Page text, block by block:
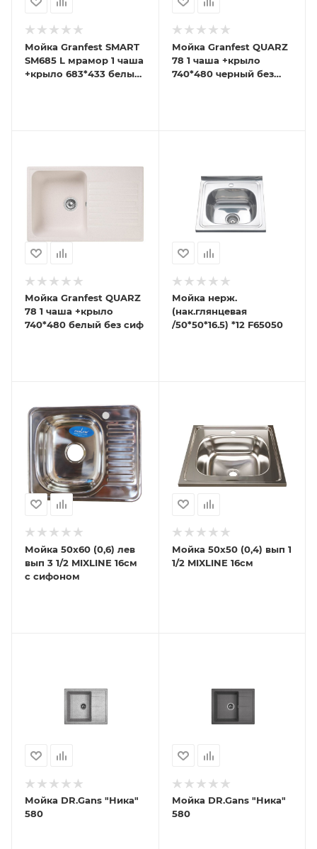
Мойка Granfest SMART
SM685 L мрамор 1 чаша
+крыло 683*433 белый
Мойка Granfest QUARZ
78 1 чаша +крыло
740*480 черный без
Мойка Granfest QUARZ
78 1 чаша +крыло
740*480 белый без сиф
Мойка нерж.
(нак.глянцевая
/50*50*16.5) *12 F65050
Мойка 50х60 (0,6) лев
вып 3 1/2 MIXLINE 16см
с сифоном
Мойка 50х50 (0,4) вып 1
1/2 MIXLINE 16см
Мойка DR.Gans "Ника"
580
Мойка DR.Gans "Ника"
580